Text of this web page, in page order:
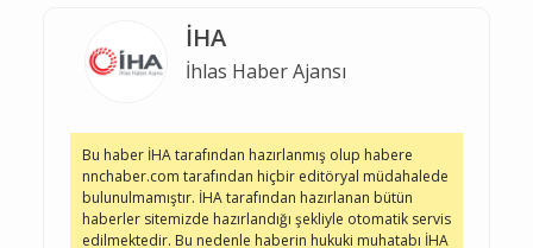
İHA
İhlas Haber Ajansı
Bu haber İHA tarafından hazırlanmış olup habere
nnchaber.com tarafından hiçbir editöryal müdahalede
bulunulmamıştır. İHA tarafından hazırlanan bütün
haberler sitemizde hazırlandığı şekliyle otomatik servis
edilmektedir. Bu nedenle haberin hukuki muhatabı İHA